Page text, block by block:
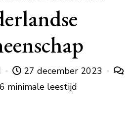
27 december 2023
minimale leestijd